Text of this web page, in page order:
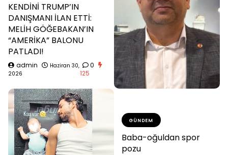
KENDİNİ TRUMP’IN
DANIŞMANI İLAN ETTİ:
MELİH GÖĞEBAKAN’IN
“AMERİKA” BALONU
PATLADI!
admin
Haziran 30,
2026
0
125
GÜNDEM
Baba-oğuldan spor
pozu